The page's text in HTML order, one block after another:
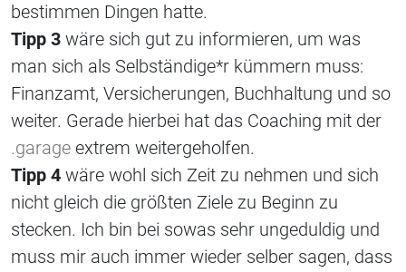
bestimmen Dingen hatte.
Tipp 3 wäre sich gut zu informieren, um was
man sich als Selbständige*r kümmern muss:
Finanzamt, Versicherungen, Buchhaltung und so
weiter. Gerade hierbei hat das Coaching mit der
.garage extrem weitergeholfen.
Tipp 4 wäre wohl sich Zeit zu nehmen und sich
nicht gleich die größten Ziele zu Beginn zu
stecken. Ich bin bei sowas sehr ungeduldig und
muss mir auch immer wieder selber sagen, dass